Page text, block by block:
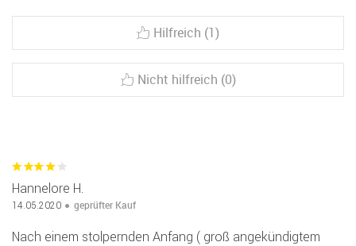
Hilfreich (1)
Nicht hilfreich (0)
Hannelore H.
14.05.2020 geprüfter Kauf
Nach einem stolpernden Anfang ( groß angekündigtem